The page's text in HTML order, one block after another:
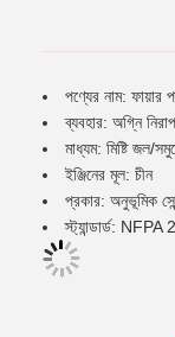
পণ্যের নাম: ফায়ার
ব্যবহার: অগ্নি
মাধ্যম: মিষ্টি জল/
ইঞ্জিনের মূল: চীন
প্রকার: অনুভূমিক
স্ট্যান্ডার্ড: NFPA